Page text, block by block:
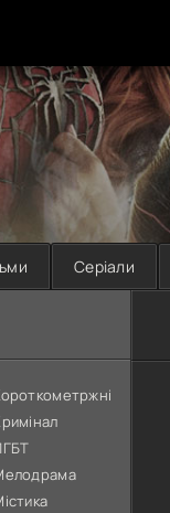
Серіали